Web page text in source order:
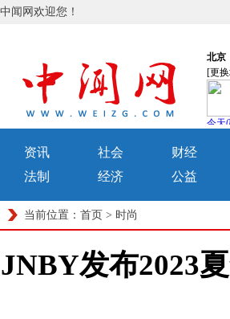
中闻网欢迎您！
资讯 社会 财经
法制
经济 公益
当前位置： 首页 > 时尚
JNBY发布2023